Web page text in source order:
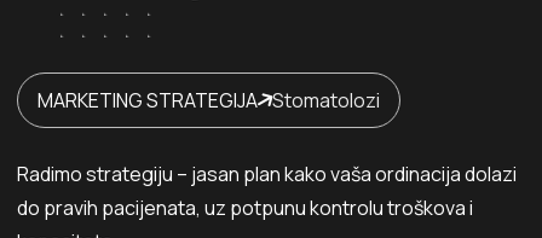
MARKETING STRATEGIJA Stomatolozi
Radimo strategiju – jasan plan kako vaša ordinacija dolazi
do pravih pacijenata, uz potpunu kontrolu troškova i